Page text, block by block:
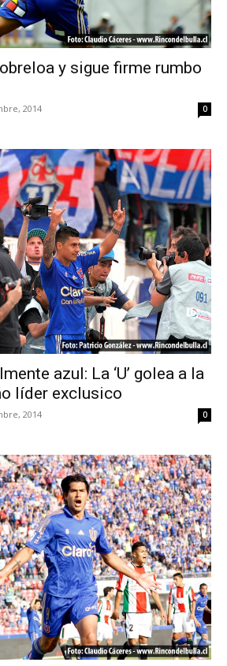
y sigue firme rumbo
2014 0
azul: La ‘U’ golea a la
líder exclusico
2014 0